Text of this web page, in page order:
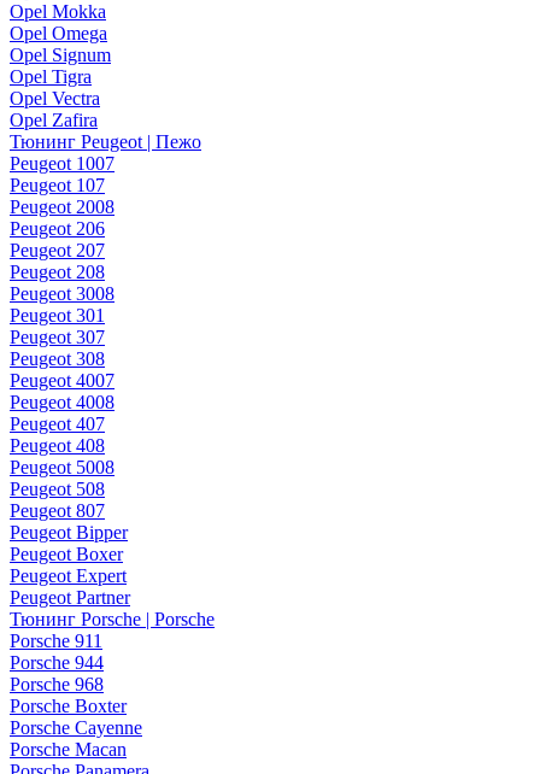
Opel Mokka
Opel Omega
Opel Signum
Opel Tigra
Opel Vectra
Opel Zafira
Тюнинг Peugeot | Пежо
Peugeot 1007
Peugeot 107
Peugeot 2008
Peugeot 206
Peugeot 207
Peugeot 208
Peugeot 3008
Peugeot 301
Peugeot 307
Peugeot 308
Peugeot 4007
Peugeot 4008
Peugeot 407
Peugeot 408
Peugeot 5008
Peugeot 508
Peugeot 807
Peugeot Bipper
Peugeot Boxer
Peugeot Expert
Peugeot Partner
Тюнинг Porsche | Porsche
Porsche 911
Porsche 944
Porsche 968
Porsche Boxter
Porsche Cayenne
Porsche Macan